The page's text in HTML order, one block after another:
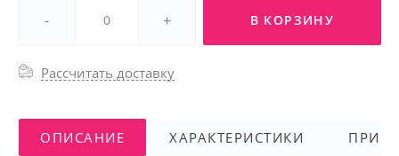
- + В КОРЗИНУ
Рассчитать доставку
ОПИСАНИЕ ХАРАКТЕРИСТИКИ